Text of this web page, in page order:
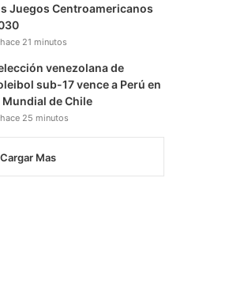
Juegos Centroamericanos
hace 21 minutos
venezolana de
sub-17 vence a Perú en
Mundial de Chile
hace 25 minutos
Cargar Mas